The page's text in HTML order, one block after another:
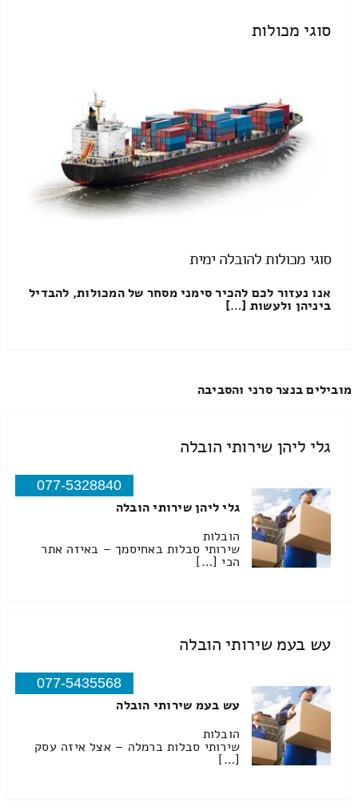
סוגי מכולות
סוגי מכולות להובלה ימית
אנו נעזור לכם להכיר סימני מסחר של המכולות, להבדיל
ביניהן ולעשות […]
מובילים בנצר סרני והסביבה
גלי ליהן שירותי הובלה
077-5328840
גלי ליהן שירותי הובלה
הובלות
שירותי סבלות באחיסמך – באיזה אתר
הכי […]
עש בעמ שירותי הובלה
077-5435568
עש בעמ שירותי הובלה
הובלות
שירותי סבלות ברמלה – אצל איזה עסק
[…]